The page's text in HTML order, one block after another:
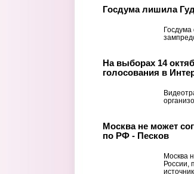
Госдума лишила
На выборах 14
голосования в
Москва не может
по РФ - Песков
Москва
России,